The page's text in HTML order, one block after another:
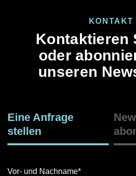
KONTAKT
Kontaktieren
oder
unseren
Eine Anfrage
stellen
Vor- und Nachname*